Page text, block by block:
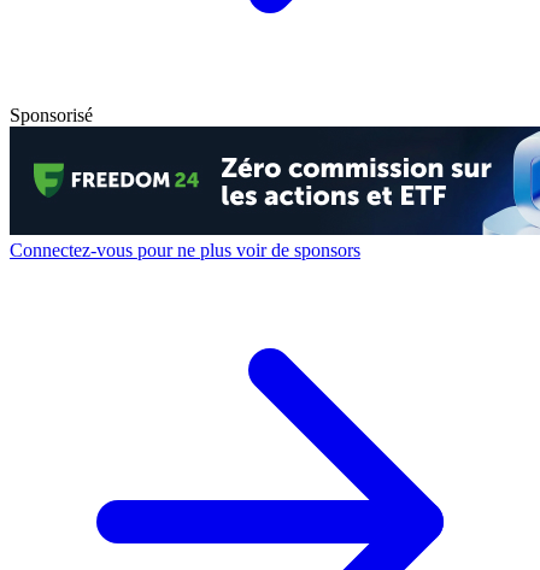
Sponsorisé
Connectez-vous pour ne plus voir de sponsors